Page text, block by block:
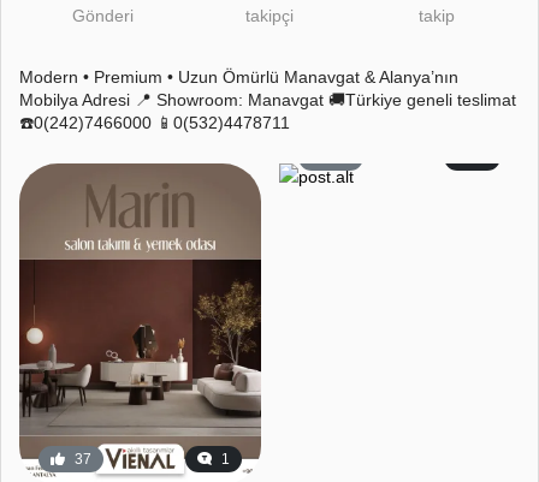
Gönderi takipçi takip
Modern • Premium • Uzun Ömürlü Manavgat & Alanya’nın
Mobilya Adresi 📍 Showroom: Manavgat 🚚Türkiye geneli teslimat
☎️0(242)7466000 📱0(532)4478711
37 1